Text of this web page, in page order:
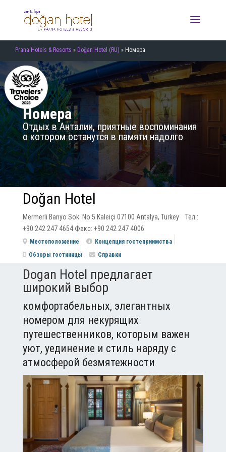
Prana Hotels & Resorts » Doğan Hotel (RU) » Номера
Номера
Отдых в Анталии, приятные воспоминания
о котором останутся в памяти надолго
Doğan Hotel
Mermerli Banyo Sok. No:5 Kaleiçi 07100 Antalya, Turkey Тел.:
+90 242 247 4654 Факс: +90 242 247 4006
Местоположение
Концепция гостеприимства
Обзоры гостиницы
Справки
Dogan Hotel предлагает
широкий выбор
комфортабельных, элегантных
номером для некурящих
путешественников, которым важен
уют, уединение и стиль наряду с
атмосферой безмятежности